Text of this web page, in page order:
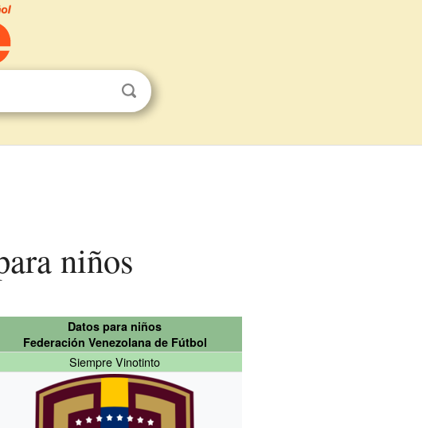
niños
Datos para niños
Federación Venezolana de Fútbol
Siempre Vinotinto